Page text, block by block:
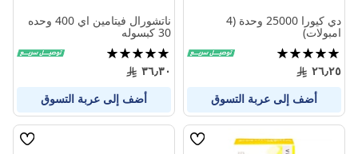
دي كيورا 25000 وحدة (4
امبولات)
تقييم:
100%
٢٦٫٢٥
أضف إلى عربة التسوق
ناتشورال فيتامين اي 400 وحده
30 كبسوله
تقييم:
100%
٣٦٫٣٠
أضف إلى عربة التسوق
قائمة
قائمة